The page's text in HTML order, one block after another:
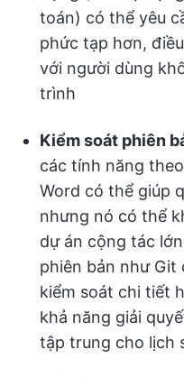
toán) có thể yêu
phức tạp hơn,
với người dùng
trình
Kiểm soát phiên
các tính năng
Word có thể giúp
nhưng nó có thể
dự án cộng tác
phiên bản như Git
kiểm soát chi tiết
khả năng giải
tập trung cho lịch